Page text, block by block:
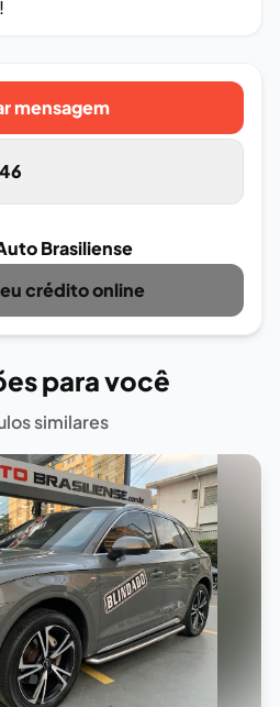
mensagem
Brasiliense
crédito online
para você
similares